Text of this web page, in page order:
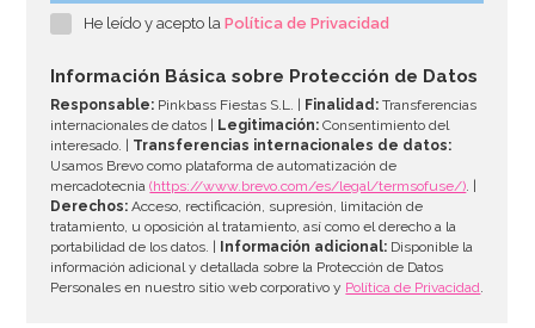
AÑADIR
He leído y acepto laPolítica de Privacidad
Información Básica sobre Protección de Datos
Responsable: Pinkbass Fiestas S.L. | Finalidad: Transferencias
internacionales de datos |
Legitimación: Consentimiento del
interesado. | Transferencias internacionales de datos:
Usamos Brevo como plataforma de automatización de
mercadotecnia(https://www.brevo.com/es/legal/termsofuse/). |
Derechos: Acceso, rectificación, supresión, limitación de
tratamiento, u oposición al tratamiento, así como el derecho a la
portabilidad de los datos. |
Información adicional: Disponible la
información adicional y detallada sobre la Protección de Datos
Personales en nuestro sitio web corporativo y Política de Privacidad.